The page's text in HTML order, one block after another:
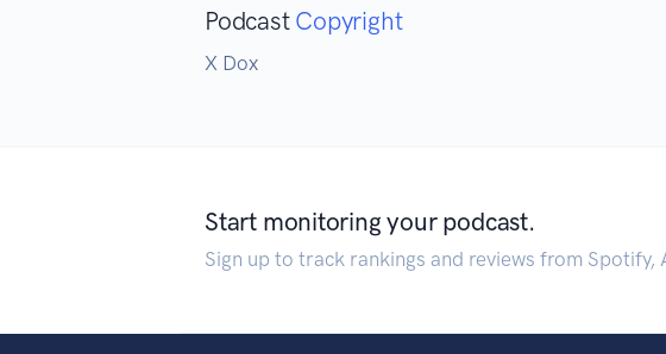
Podcast Copyright
X Dox
Start monitoring your podcast.
Sign up to track rankings and reviews from Spotify,